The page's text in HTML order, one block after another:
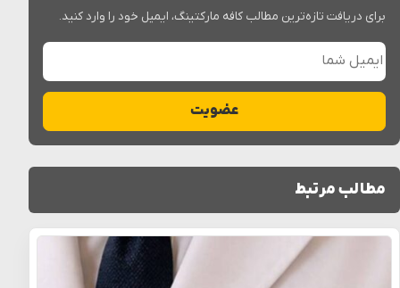
برای دریافت تازه‌ترین مطالب کافه مارکتینگ، ایمیل خود را وارد کنید.
ایمیل شما
عضویت
مطالب مرتبط